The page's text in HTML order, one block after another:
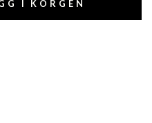
I KORGEN